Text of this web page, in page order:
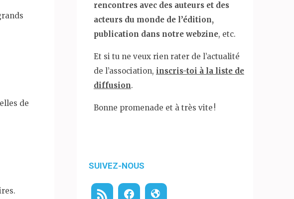
de
rencontres avec des auteurs et des
acteurs du monde de l’édition,
publication dans notre webzine, etc.
Et si tu ne veux rien rater de l’actualité
de l’association, inscris-toi à la liste de
diffusion.
Bonne promenade et à très vite !
SUIVEZ-NOUS